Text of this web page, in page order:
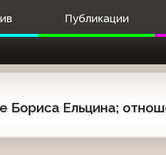
Публикации
Бориса Ельцина;